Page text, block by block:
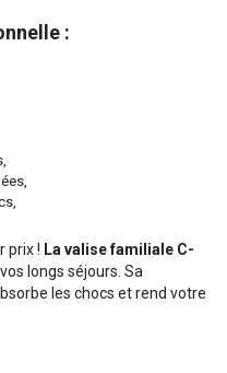
:
prix ! La valise familiale C-
longs séjours. Sa
les chocs et rend votre